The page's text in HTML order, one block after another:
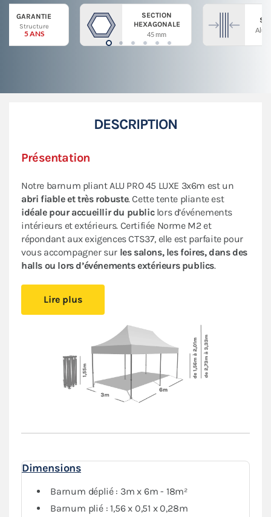
GARANTIE
Structure
5 ANS
SECTION
HEXAGONALE
45 mm
DESCRIPTION
Présentation
Notre barnum pliant ALU PRO 45 LUXE 3x6m est un
abri fiable et très robuste. Cette tente pliante est
idéale pour accueillir du publiclors d’événements
intérieurs et extérieurs. Certifiée Norme M2 et
répondant aux exigences CTS37, elle est parfaite pour
vous accompagner sur les salons, les foires, dans des
halls ou lors d’événements extérieurs publics.
facilement dans votre véhicule. Le
sans outilvous offre un véritable confort de
Installez-vous rapidement où vous le souhaitez et
protégez-vous des aléas de la météo.
Le toit et les murs de ce barnum 3x6m
sont en
polyester avec enduction PVC de 380 g/m². Le toit est
renforcé aux angles et sur les coutures, et la bâche
L'armature hexagonale en aluminium assure solidité
Lepack Côtés, composé de 4 murs pleins et 2 murs
avec porte, vous garantit une protection optimale
contre les intempéries.
Lire plus
Dimensions
Barnum déplié : 3m x 6m - 18m²
Barnum plié : 1,56 x 0,51 x 0,28m